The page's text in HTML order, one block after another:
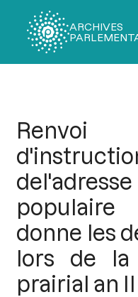
ARCHIVES
donne les
lors de la
prairial an II